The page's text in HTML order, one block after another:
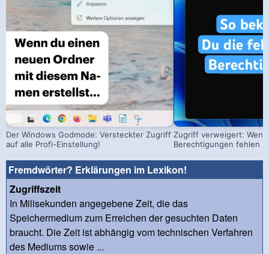
Der Windows Godmode: Versteckter Zugriff
auf alle Profi-Einstellung!
Zugriff verweigert:
Berechtigungen fehlen
Fremdwörter? Erklärungen im Lexikon!
Zugriffszeit
In Milisekunden angegebene Zeit, die das
Speichermedium zum Erreichen der gesuchten Daten
braucht. Die Zeit ist abhängig vom technischen Verfahren
des Mediums sowie ...